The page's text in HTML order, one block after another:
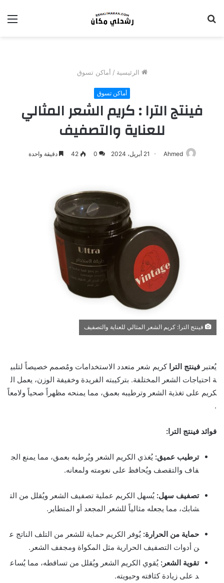
الرئيسية / أماكن تسوق
أماكن تسوق
فينتج الترا : كريم الشعر المثالي
للعناية والتصفيف
Ahmed 21 أبريل، 2024 0
42 دقيقة واحدة
فينتج الترا: كريم الشعر المثالي للعناية والتصفيف
يعتبر فينتج لتر كر يم شعر متعدد الستخدامات ومصمم خصيصا لتلبي
ة احتياجات الشعر المختلفة. بتركيبته الفر يدة وخفيفة الوز ن، يعمل ال
كر يم على تغذية الشعر وتر طيبه بعمق، مما يمنحه مظهر ا صحيا ولمعا
.
فو ئد فينتج لتر :
تر طيب عميق: يغذي الكر يم الشعر وير طبه بعمق، مما يمنع الج
فاف والتقصف ويحافظ على نعومته ولمعانه.
تصفيف سهل: يسهل الكر يم عملية تصفيف الشعر ويقلل من الت
شابك، مما يجعله مثاليا للشعر المجعد أو المتطاير .
حماية من لحر ر ة: يوفر الكر يم حماية للشعر من التلف الناتج ع
ن أدوات التصفيف الحر ار ية مثل المكواة ومجفف الشعر .
تقوية لشعر : يقوي الكر يم الشعر ويقلل من تساقطه، مما يساع
د على ز يادة كثافته وحيويته.